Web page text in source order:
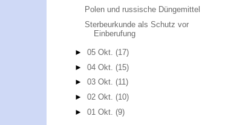
Polen und russische Düngemittel
Sterbeurkunde als Schutz vor
Einberufung
►05 Okt.(17)
►04 Okt.(15)
►03 Okt.(11)
►02 Okt.(10)
►01 Okt.(9)